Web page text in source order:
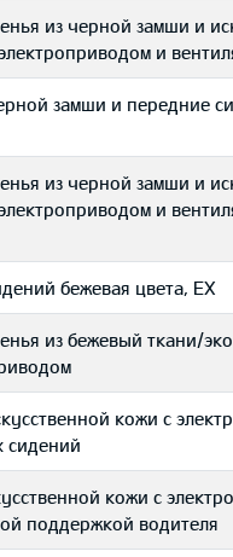
из черной замши и
и
замши и передние
из черной замши и
и
бежевая цвета, EX
из бежевый ткани/
кожи с
сидений
кожи с
поддержкой водителя